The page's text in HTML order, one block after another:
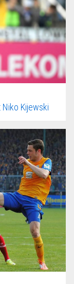
Kijewski